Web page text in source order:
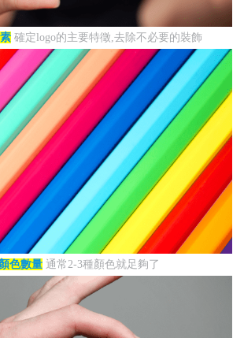
確定logo的主要特徵,去除不必要的裝飾
色數量通常2-3種顏色就足夠了